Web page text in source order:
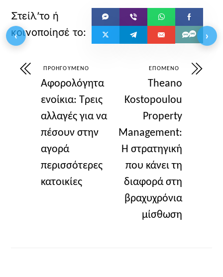
ΠΡΟΗΓΟΎΜΕΝΟ
Αφορολόγητα
ενοίκια: Τρεις
αλλαγές για να
πέσουν στην
αγορά
περισσότερες
κατοικίες
ΕΠΌΜΕΝΟ
Theano
Kostopoulou
Property
Management:
Η στρατηγική
που κάνει τη
διαφορά στη
βραχυχρόνια
μίσθωση
‹ ›